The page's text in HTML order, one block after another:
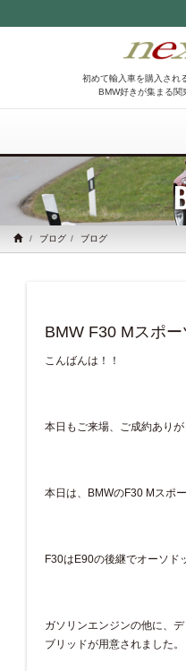
初めて輸入車を購入され
BMW好きが集まる関
ブログ ブログ
BMW F30 Mスポー
こんばんは！！
本日もご来場、ご成約ありが
本日は、BMWのF30 Mスポ
F30はE90の後継でオーソド
ガソリンエンジンの他に、
ブリッドが用意されました。